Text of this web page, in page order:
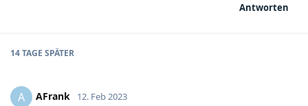
Antworten
14 TAGE SPÄTER
A AFrank 12. Feb 2023